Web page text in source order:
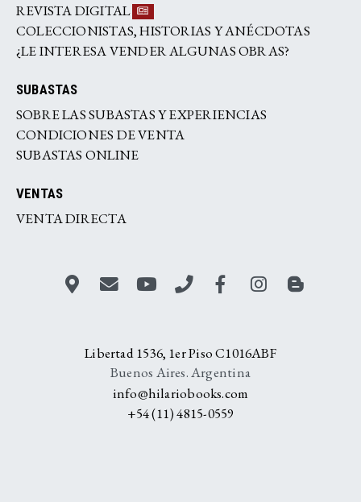
REVISTA DIGITAL
COLECCIONISTAS, HISTORIAS Y ANÉCDOTAS
¿LE INTERESA VENDER ALGUNAS OBRAS?
SUBASTAS
SOBRE LAS SUBASTAS Y EXPERIENCIAS
CONDICIONES DE VENTA
SUBASTAS ONLINE
VENTAS
VENTA DIRECTA
Libertad 1536, 1er Piso C1016ABF
Buenos Aires. Argentina
info@hilariobooks.com
+54 (11) 4815-0559